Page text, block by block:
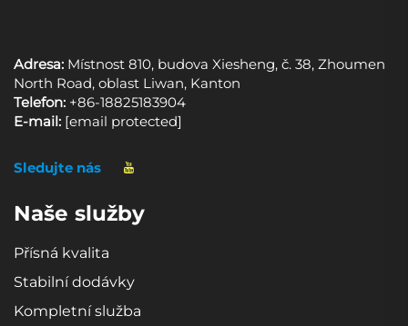
Adresa: Místnost 810, budova Xiesheng, č. 38, Zhoumen
North Road, oblast Liwan, Kanton
Telefon: +86-18825183904
E-mail: [email protected]
Sledujte nás
Naše služby
Přísná kvalita
Stabilní dodávky
Kompletní služba